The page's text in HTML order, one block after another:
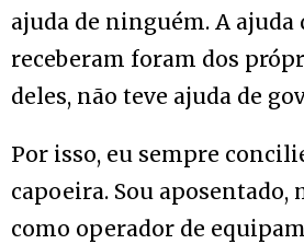
ajuda de ninguém. A ajuda
receberam foram dos
deles, não teve ajuda de
Por isso, eu sempre
capoeira. Sou aposentado,
como operador de